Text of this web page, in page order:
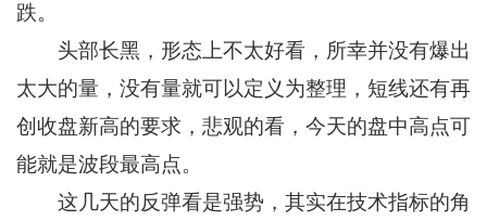
跌。
头部长黑，形态上不太好看，所幸并没有爆出
太大的量，没有量就可以定义为整理，短线还有再
创收盘新高的要求，悲观的看，今天的盘中高点可
能就是波段最高点。
这几天的反弹看是强势，其实在技术指标的角